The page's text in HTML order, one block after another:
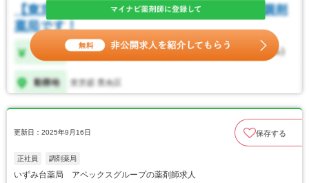
更新日：2025年9月16日 保存する
正社員 調剤薬局
いずみ台薬局 アペックスグループの薬剤師求人